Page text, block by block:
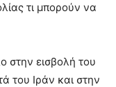
τι μπορούν να
στην εισβολή του
του Ιράν και στην